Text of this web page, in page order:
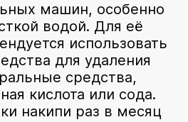
машин, особенно
водой. Для её
использовать
для удаления
средства,
кислота или сода.
накипи раз в месяц